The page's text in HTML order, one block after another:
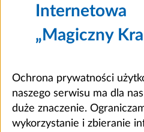
Internetowa
„Magiczny
Ochrona prywatności
naszego serwisu ma dla
duże znaczenie.
wykorzystanie i zbieranie